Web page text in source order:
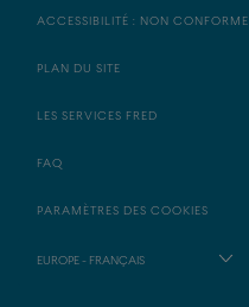
ACCESSIBILITÉ : NON CONFORME
PLAN DU SITE
LES SERVICES FRED
FAQ
PARAMÈTRES DES COOKIES
EUROPE - FRANÇAIS